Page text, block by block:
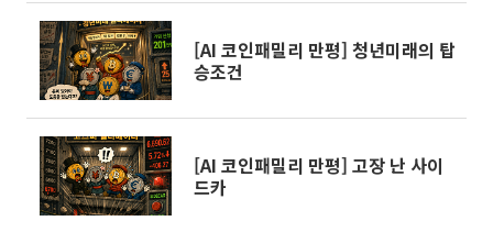
[AI 코인패밀리 만평] 청년미래의 탑
승조건
[AI 코인패밀리 만평] 고장 난 사이
드카